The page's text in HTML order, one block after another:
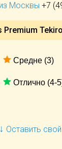
Москвы +7
Premium
Средне (3)
Отлично (4-
↓ Оставить